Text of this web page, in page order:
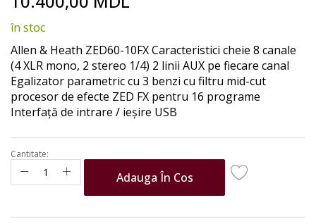
beginning
of
the
images
gallery
în stoc
Allen & Heath ZED60-10FX Caracteristici cheie 8 canale
(4 XLR mono, 2 stereo 1/4) 2 linii AUX pe fiecare canal
Egalizator parametric cu 3 benzi cu filtru mid-cut
procesor de efecte ZED FX pentru 16 programe
Interfață de intrare / ieșire USB
Cantitate:
Adauga În Cos